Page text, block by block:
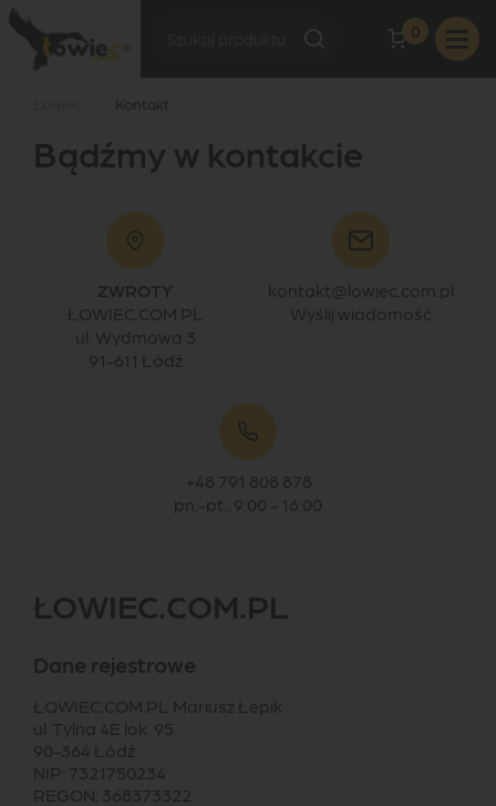
0
Kontakt
Bądźmy w kontakcie
ZWROTY
ŁOWIEC.COM.PL
ul. Wydmowa 3
91-611 Łódź
kontakt@lowiec.com.pl
Wyślij wiadomość
+48 791 808 878
pn.-pt.: 9:00 - 16:00
ŁOWIEC.COM.PL
Dane rejestrowe
ŁOWIEC.COM.PL Mariusz Łepik
ul. Tylna 4E lok. 95
90-364 Łódź
NIP: 7321750234
REGON: 368373322